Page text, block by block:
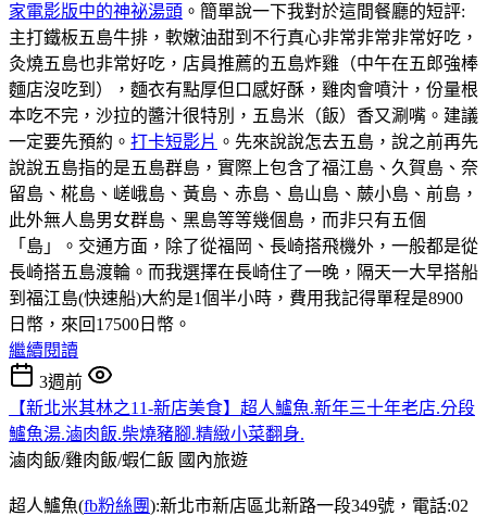
家電影版中的神祕湯頭 。簡單說一下我對於這間餐廳的短評:
主打鐵板五島牛排，軟嫩油甜到不行真心非常非常非常好吃，
灸燒五島也非常好吃，店員推薦的五島炸雞（中午在五郎強棒
麵店沒吃到），麵衣有點厚但口感好酥，雞肉會噴汁，份量根
本吃不完，沙拉的醬汁很特別，五島米（飯）香又涮嘴。建議
一定要先預約。 打卡短影片 。先來說說怎去五島，說之前再先
說說五島指的是五島群島，實際上包含了福江島、久賀島、奈
留島、椛島、嵯峨島、黃島、赤島、島山島、蕨小島、前島，
此外無人島男女群島、黑島等等幾個島，而非只有五個
「島」。交通方面，除了從福岡、長崎搭飛機外，一般都是從
長崎搭五島渡輪。而我選擇在長崎住了一晚，隔天一大早搭船
到福江島(快速船)大約是1個半小時，費用我記得單程是8900
日幣，來回17500日幣。
繼續閱讀
3週前
【新北米其林之11-新店美食】超人鱸魚.新年三十年老店.分段
鱸魚湯.滷肉飯.柴燒豬腳.精緻小菜翻身.
滷肉飯/雞肉飯/蝦仁飯 國內旅遊
超人鱸魚(fb粉絲團):新北市新店區北新路一段349號，電話:02